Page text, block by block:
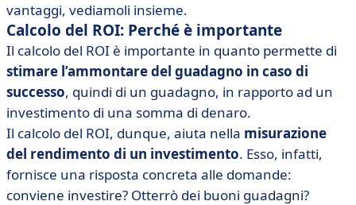
vantaggi, vediamoli insieme.
Calcolo del ROI: Perché è importante
Il calcolo del ROI è importante in quanto permette di
stimare l’ammontare del guadagno in caso di
successo, quindi di un guadagno, in rapporto ad un
investimento di una somma di denaro.
Il calcolo del ROI, dunque, aiuta nella misurazione
del rendimento di un investimento. Esso, infatti,
fornisce una risposta concreta alle domande:
conviene investire? Otterrò dei buoni guadagni?